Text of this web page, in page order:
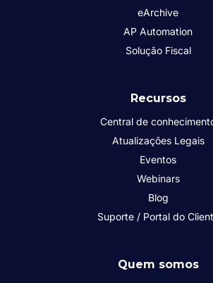
eArchive
AP Automation
Solução Fiscal
Recursos
Central de
Atualizações Legais
Eventos
Webinars
Blog
Suporte / Portal do
Quem somos